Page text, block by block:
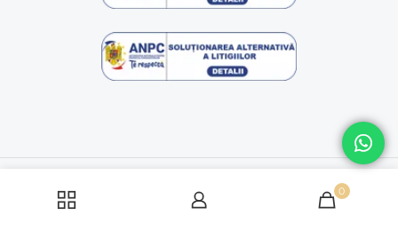
rezervate
0